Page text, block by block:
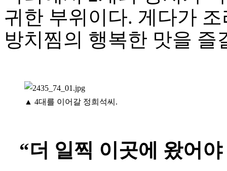
귀한 부위이다. 게다가
방치찜의 행복한 맛을
▲ 4대를 이어갈 정희석씨.
“더 일찍 이곳에 왔어